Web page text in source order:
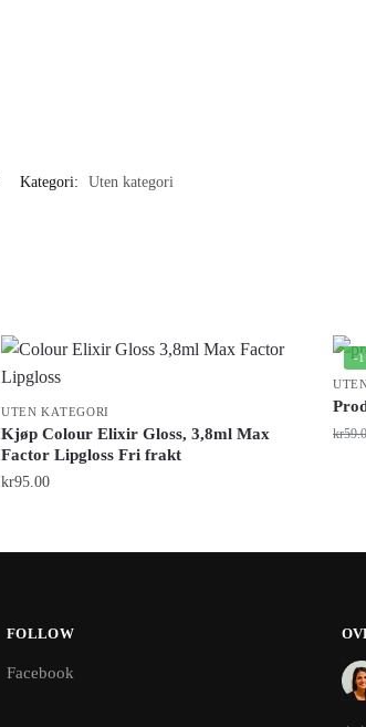
Kategori: Uten kategori
UTEN KATEGORI
Kjøp Colour Elixir Gloss, 3,8ml Max
Factor Lipgloss Fri frakt
kr95.00
-
kr
FOLLOW
Facebook